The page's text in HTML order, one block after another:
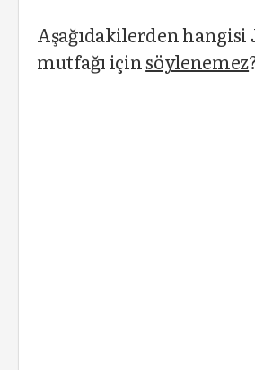
Aşağıdakilerden hangisi
mutfağı içinsöylenemez